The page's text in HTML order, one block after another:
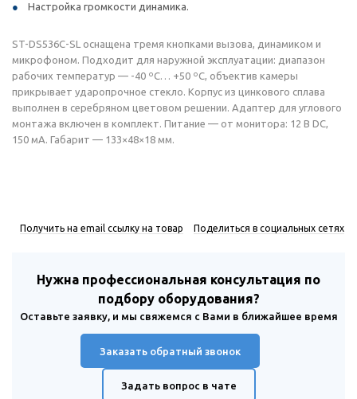
Настройка громкости динамика.
ST-DS536C-SL оснащена тремя кнопками вызова, динамиком и
микрофоном. Подходит для наружной эксплуатации: диапазон
рабочих температур — -40 ºС… +50 ºС, объектив камеры
прикрывает ударопрочное стекло. Корпус из цинкового сплава
выполнен в серебряном цветовом решении. Адаптер для углового
монтажа включен в комплект. Питание — от монитора: 12 В DC,
150 мА. Габарит — 133×48×18 мм.
Получить на email ссылку на товар Поделиться в социальных сетях
Нужна профессиональная консультация по
подбору оборудования?
Оставьте заявку, и мы свяжемся с Вами в ближайшее время
Заказать обратный звонок
Задать вопрос в чате